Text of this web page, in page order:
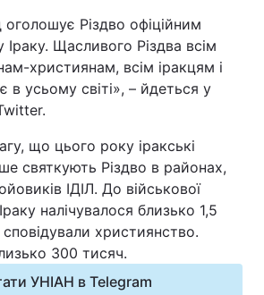
Наука
Інциденти
Туризм
Погода
оголошує Різдво офіційним
Щасливого Різдва всім
християнам, всім іракцям і
в усьому світі», – йдеться у
що цього року іракські
святкують Різдво в районах,
ІДІЛ. До військової
налічувалося близько 1,5
християнство.
300 тисяч.
УНІАН в Telegram